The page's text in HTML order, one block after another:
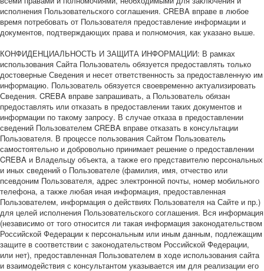
исполнения Пользовательского соглашения. CREBA вправе в любое
время потребовать от Пользователя предоставление информации и
документов, подтверждающих права и полномочия, как указано выше.
КОНФИДЕНЦИАЛЬНОСТЬ И ЗАЩИТА ИНФОРМАЦИИ: В рамках
использования Сайта Пользователь обязуется предоставлять только
достоверные Сведения и несет ответственность за предоставленную им
информацию. Пользователь обязуется своевременно актуализировать
Сведения. CREBA вправе запрашивать, а Пользователь обязан
предоставлять или отказать в предоставлении таких документов и
информации по такому запросу. В случае отказа в предоставлении
сведений Пользователем CREBA вправе отказать в консультации
Пользователя. В процессе пользования Сайтом Пользователь
самостоятельно и добровольно принимает решение о предоставлении
CREBA и Владельцу объекта, а также его представителю персональных
и иных сведений о Пользователе (фамилия, имя, отчество или
псевдоним Пользователя, адрес электронной почты, номер мобильного
телефона, а также любая иная информация, предоставленная
Пользователем, информация о действиях Пользователя на Сайте и пр.)
для целей исполнения Пользовательского соглашения. Вся информация
(независимо от того относится ли такая информация законодательством
Российской Федерации к персональным или иным данным, подлежащим
защите в соответствии с законодательством Российской Федерации,
или нет), предоставленная Пользователем в ходе использования сайта
и взаимодействия с консультантом указывается им для реализации его